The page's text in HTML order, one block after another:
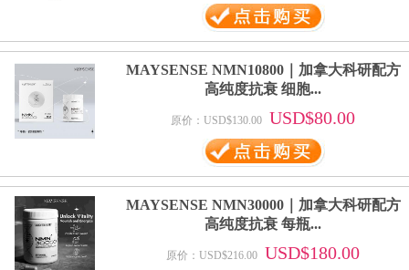
MAYSENSE NMN10800｜加拿大科研配方
高纯度抗衰 细胞...
原价：USD$130.00 USD$80.00
MAYSENSE NMN30000｜加拿大科研配方
高纯度抗衰 每瓶...
原价：USD$216.00 USD$180.00